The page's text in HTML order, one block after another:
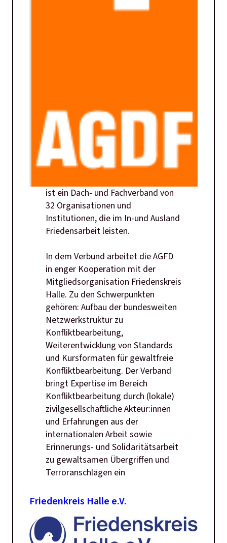
ist ein Dach- und Fachverband von
32 Organisationen und
Institutionen, die im In-und Ausland
Friedensarbeit leisten.
In dem Verbund arbeitet die AGFD
in enger Kooperation mit der
Mitgliedsorganisation Friedenskreis
Halle. Zu den Schwerpunkten
gehören: Aufbau der bundesweiten
Netzwerkstruktur zu
Konfliktbearbeitung,
Weiterentwicklung von Standards
und Kursformaten für gewaltfreie
Konfliktbearbeitung. Der Verband
bringt Expertise im Bereich
Konfliktbearbeitung durch (lokale)
zivilgesellschaftliche Akteur:innen
und Erfahrungen aus der
internationalen Arbeit sowie
Erinnerungs- und Solidaritätsarbeit
zu gewaltsamen Übergriffen und
Terroranschlägen ein
Friedenkreis Halle e.V.